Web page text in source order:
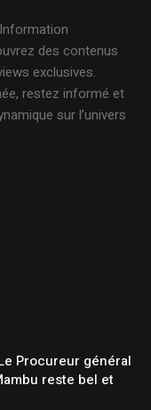
des contenus
exclusives.
restez informé et
sur l’univers
Procureur général
reste bel et